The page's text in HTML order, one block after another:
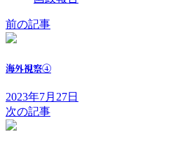
前の記事
海外視察④
2023年7月27日
次の記事